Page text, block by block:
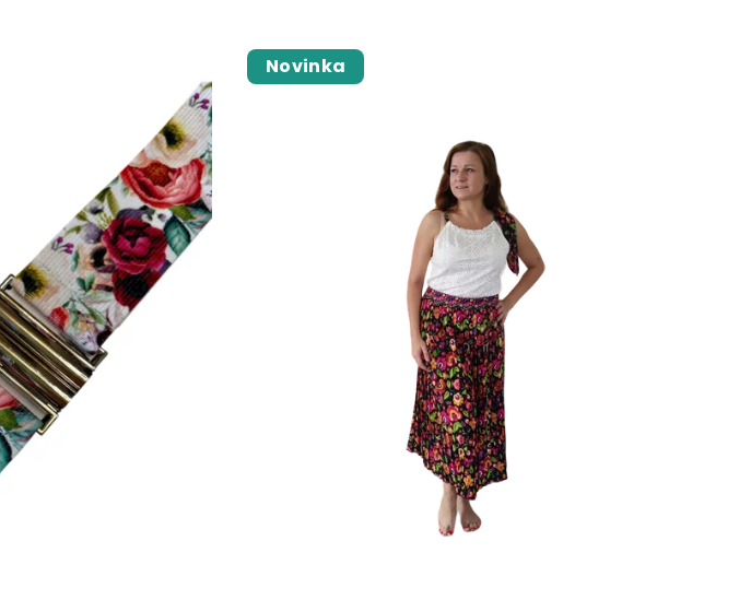
Novinka